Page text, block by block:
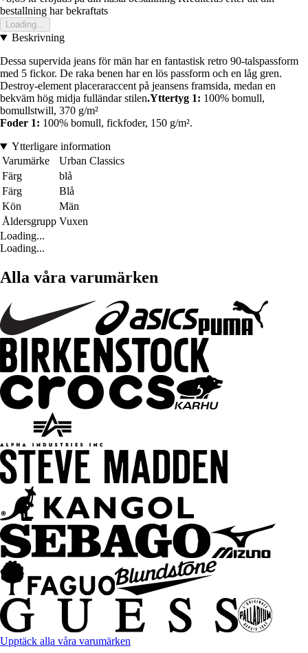
bestallning har bekraftats
Loading...
Beskrivning
Dessa supervida jeans för män har en fantastisk retro 90-talspassform
med 5 fickor. De raka benen har en lös passform och en låg gren.
Destroy-element placeraraccent på jeansens framsida, medan en
bekväm hög midja fulländar stilen.Yttertyg 1: 100% bomull,
bomullstwill, 370 g/m²
Foder 1: 100% bomull, fickfoder, 150 g/m².
Ytterligare information
Varumärke
Urban Classics
Färg
blå
Färg
Blå
Kön
Män
Åldersgrupp Vuxen
Loading...
Loading...
Alla våra varumärken
Upptäck alla våra varumärken